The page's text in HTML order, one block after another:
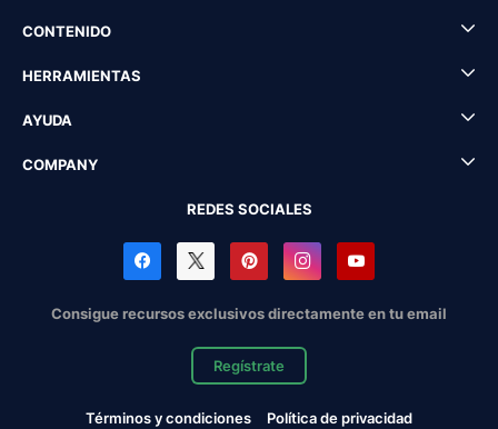
CONTENIDO
HERRAMIENTAS
AYUDA
COMPANY
REDES SOCIALES
Consigue recursos exclusivos directamente en tu email
Regístrate
Términos y condiciones Política de privacidad